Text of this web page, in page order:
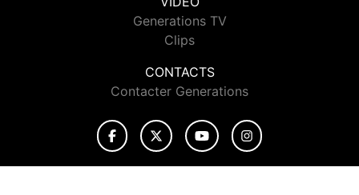
Generations TV
Clips
CONTACTS
Contacter Generations